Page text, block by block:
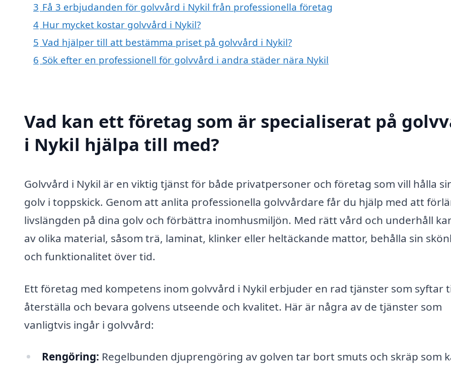
3 Få 3 erbjudanden för golvvård i Nykil från professionella företag
4 Hur mycket kostar golvvård i Nykil?
5 Vad hjälper till att bestämma priset på golvvård i Nykil?
6 Sök efter en professionell för golvvård i andra städer nära Nykil
Vad kan ett företag som är specialiserat på
i Nykil hjälpa till med?
Golvvård i Nykil är en viktig tjänst för både privatpersoner och företag som vill hålla
golv i toppskick. Genom att anlita professionella golvvårdare får du hjälp med att
livslängden på dina golv och förbättra inomhusmiljön. Med rätt vård och underhåll
av olika material, såsom trä, laminat, klinker eller heltäckande mattor, behålla sin
och funktionalitet över tid.
Ett företag med kompetens inom golvvård i Nykil erbjuder en rad tjänster som syftar
återställa och bevara golvens utseende och kvalitet. Här är några av de tjänster som
vanligtvis ingår i golvvård:
Rengöring: Regelbunden djuprengöring av golven tar bort smuts och skräp som